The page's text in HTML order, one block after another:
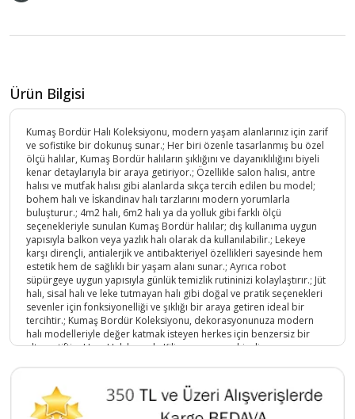
Ürün Bilgisi
Kumaş Bordür Halı Koleksiyonu, modern yaşam alanlarınız için zarif
ve sofistike bir dokunuş sunar.; Her biri özenle tasarlanmış bu özel
ölçü halılar, Kumaş Bordür halıların şıklığını ve dayanıklılığını biyeli
kenar detaylarıyla bir araya getiriyor.; Özellikle salon halısı, antre
halısı ve mutfak halısı gibi alanlarda sıkça tercih edilen bu model;
bohem halı ve İskandinav halı tarzlarını modern yorumlarla
buluşturur.; 4m2 halı, 6m2 halı ya da yolluk gibi farklı ölçü
seçenekleriyle sunulan Kumaş Bordür halılar; dış kullanıma uygun
yapısıyla balkon veya yazlık halı olarak da kullanılabilir.; Lekeye
karşı dirençli, antialerjik ve antibakteriyel özellikleri sayesinde hem
estetik hem de sağlıklı bir yaşam alanı sunar.; Ayrıca robot
süpürgeye uygun yapısıyla günlük temizlik rutininizi kolaylaştırır.; Jüt
halı, sisal halı ve leke tutmayan halı gibi doğal ve pratik seçenekleri
sevenler için fonksiyonelliği ve şıklığı bir araya getiren ideal bir
tercihtir.; Kumaş Bordür Koleksiyonu, dekorasyonunuza modern
halı modelleriyle değer katmak isteyen herkes için benzersiz bir
alternatiftir.; Hem Halı hem de Kilim yapısına sahipdir.